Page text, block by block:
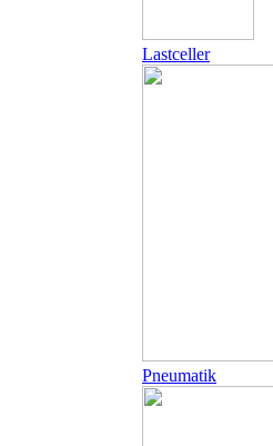
Lastceller
Pneumatik